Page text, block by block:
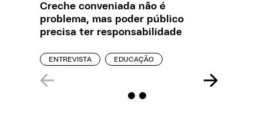
Creche conveniada não é
problema, mas poder público
precisa ter responsabilidade
ENTREVISTA EDUCAÇÃO